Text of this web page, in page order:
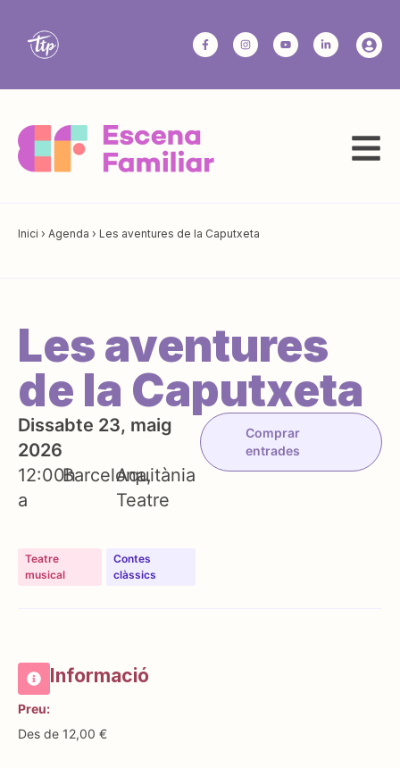
Inici › Agenda › Les aventures de la Caputxeta
Les aventures
de la Caputxeta
Dissabte 23, maig
2026
12:00h
a
BarcelonaAquitània
Teatre
Teatre
musical
Contes
clàssics
Comprar
entrades
Informació
Preu:
Des de 12,00 €